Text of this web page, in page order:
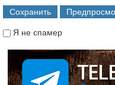
Я не спамер